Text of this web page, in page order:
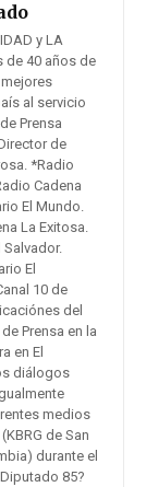
y LA
de 40 años de
al servicio
Prensa
de
*Radio
Cadena
El Mundo.
La Exitosa.
Salvador.
El
10 de
del
Prensa en la
en El
diálogos
medios
de San
durante el
85?